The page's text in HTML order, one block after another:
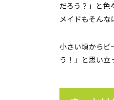
だろう？」と
メイドもそんな
小さい頃からビ
う！」と思い立